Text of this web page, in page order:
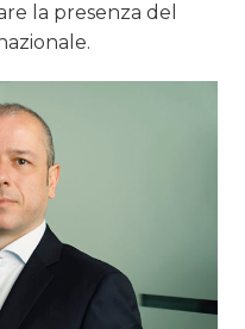
la presenza del